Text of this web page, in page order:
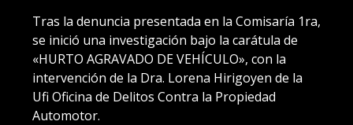
Tras la denuncia presentada en la Comisaría 1ra,
se inició una investigación bajo la carátula de
«HURTO AGRAVADO DE VEHÍCULO», con la
intervención de la Dra. Lorena Hirigoyen de la
Ufi Oficina de Delitos Contra la Propiedad
Automotor.